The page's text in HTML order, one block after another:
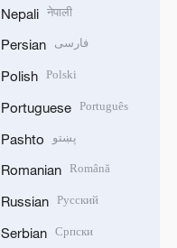
Nepali नेपाली
Persian فارسی
Polish Polski
Portuguese Português
Pashto پښتو
Romanian Română
Russian Русский
Serbian Српски